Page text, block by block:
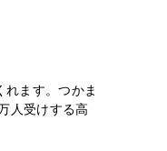
ます。つかま
人受けする高